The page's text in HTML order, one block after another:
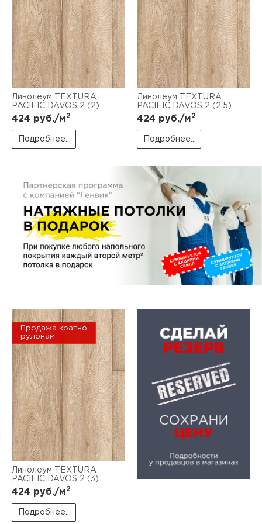
Линолеум TEXTURA
PACIFIC DAVOS 2 (2)
424 руб./м2
Подробнее...
Линолеум TEXTURA
PACIFIC DAVOS 2 (2,5)
424 руб./м2
Подробнее...
Продажа кратно
рулонам
Линолеум TEXTURA
PACIFIC DAVOS 2 (3)
424 руб./м2
Подробнее...